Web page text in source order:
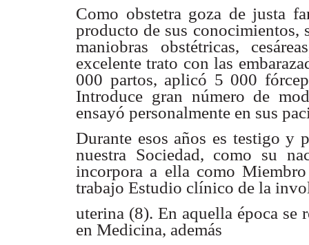
Como obstetra goza de justa
producto de sus conocimientos,
maniobras obstétricas,
excelente trato con las
000 partos, aplicó 5 000
Introduce gran número de
ensayó personalmente en sus
Durante esos años es testigo y
nuestra Sociedad, como su
incorpora a ella como
trabajo Estudio clínico de la
uterina (8). En aquella época
en Medicina, además